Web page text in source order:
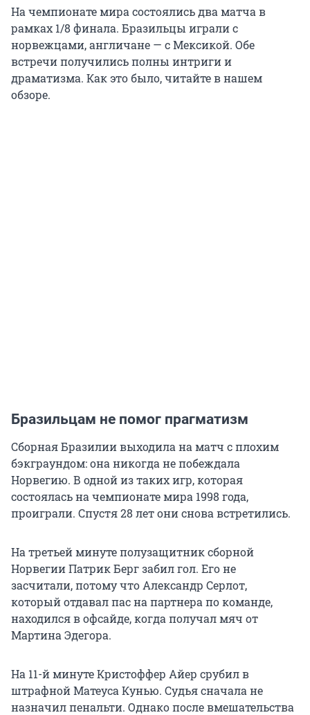
На чемпионате мира состоялись два матча в
рамках 1/8 финала. Бразильцы играли с
норвежцами, англичане — с Мексикой. Обе
встречи получились полны интриги и
драматизма. Как это было, читайте в нашем
обзоре.
Бразильцам не помог прагматизм
Сборная Бразилии выходила на матч с плохим
бэкграундом: она никогда не побеждала
Норвегию. В одной из таких игр, которая
состоялась на чемпионате мира 1998 года,
проиграли. Спустя 28 лет они снова встретились.
На третьей минуте полузащитник сборной
Норвегии Патрик Берг забил гол. Его не
засчитали, потому что Александр Серлот,
который отдавал пас на партнера по команде,
находился в офсайде, когда получал мяч от
Мартина Эдегора.
На 11-й минуте Кристоффер Айер срубил в
штрафной Матеуса Кунью. Судья сначала не
назначил пенальти. Однако после вмешательства